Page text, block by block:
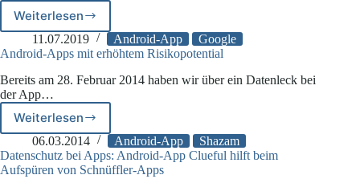
Weiterlesen
Android-
Apps
sammeln
ohne
Einwilligung
der
Nutzer
11.07.2019 Android-App
Google
Android-Apps mit erhöhtem Risikopotential
Bereits am 28. Februar 2014 haben wir über ein Datenleck bei
der App…
Weiterlesen
Android-
Apps
mit
erhöhtem
06.03.2014 Android-App
Shazam
Datenschutz bei Apps: Android-App Clueful hilft beim
Aufspüren von Schnüffler-Apps